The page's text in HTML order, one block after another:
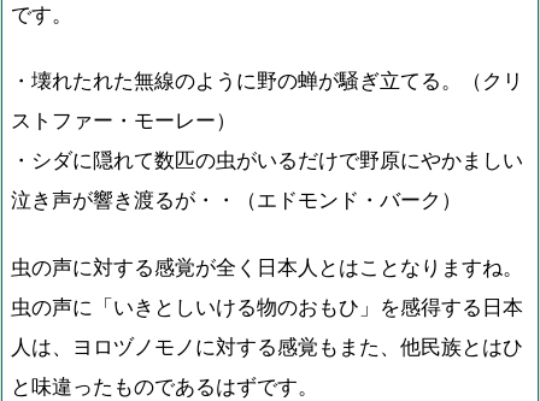
です。
・壊れたれた無線のように野の蝉が騒ぎ立てる。（クリ
ストファー・モーレー）
・シダに隠れて数匹の虫がいるだけで野原にやかましい
泣き声が響き渡るが・・（エドモンド・バーク）
虫の声に対する感覚が全く日本人とはことなりますね。
虫の声に「いきとしいける物のおもひ」を感得する日本
人は、ヨロヅノモノに対する感覚もまた、他民族とはひ
と味違ったものであるはずです。